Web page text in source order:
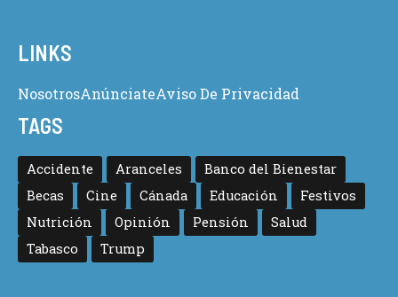
LINKS
NosotrosAnúnciateAviso De Privacidad
TAGS
Accidente Aranceles
Banco del Bienestar
Becas
Cine Cánada Educación
Festivos
Nutrición
Opinión Pensión
Salud
Tabasco
Trump